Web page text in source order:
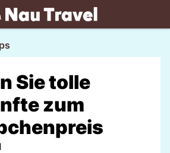
Sie tolle
zum